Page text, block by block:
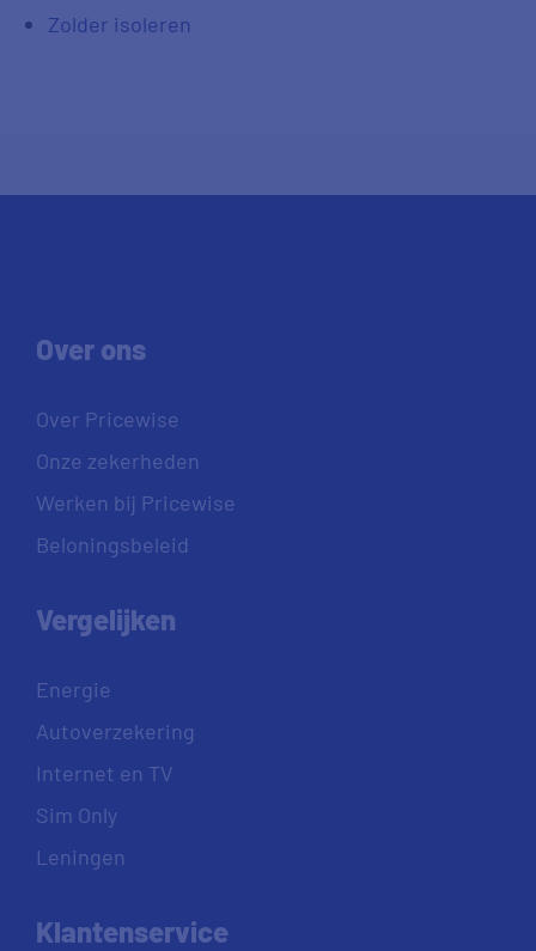
Zolder isoleren
Over ons
Over Pricewise
Onze zekerheden
Werken bij Pricewise
Beloningsbeleid
Vergelijken
Energie
Autoverzekering
Internet en TV
Sim Only
Leningen
Klantenservice